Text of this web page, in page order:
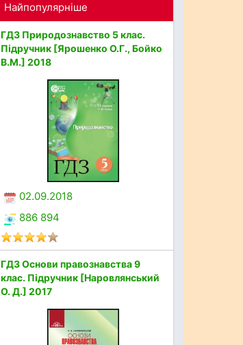
Найпопулярніше
ГДЗ Природознавство 5 клас.
Підручник [Ярошенко О.Г., Бойко
В.М.] 2018
02.09.2018
886 894
ГДЗ Основи правознавства 9
клас. Підручник [Наровлянський
О. Д.] 2017